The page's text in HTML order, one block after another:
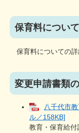
保育料について
保育料についての詳
変更申請書類
八千代市
ル／158KB]
教育・保育給